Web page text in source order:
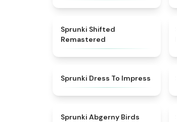
Sprunki Shifted
Remastered
Sprunki Dress To Impress
Sprunki Abgerny Birds